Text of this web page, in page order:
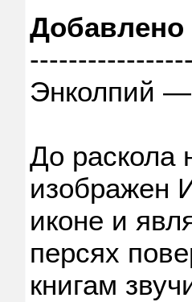
Добавлено
Энколпий —
До раскола
изображен
иконе и
персях
книгам